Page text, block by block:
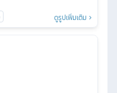
ดูรูปเพิ่มเติม